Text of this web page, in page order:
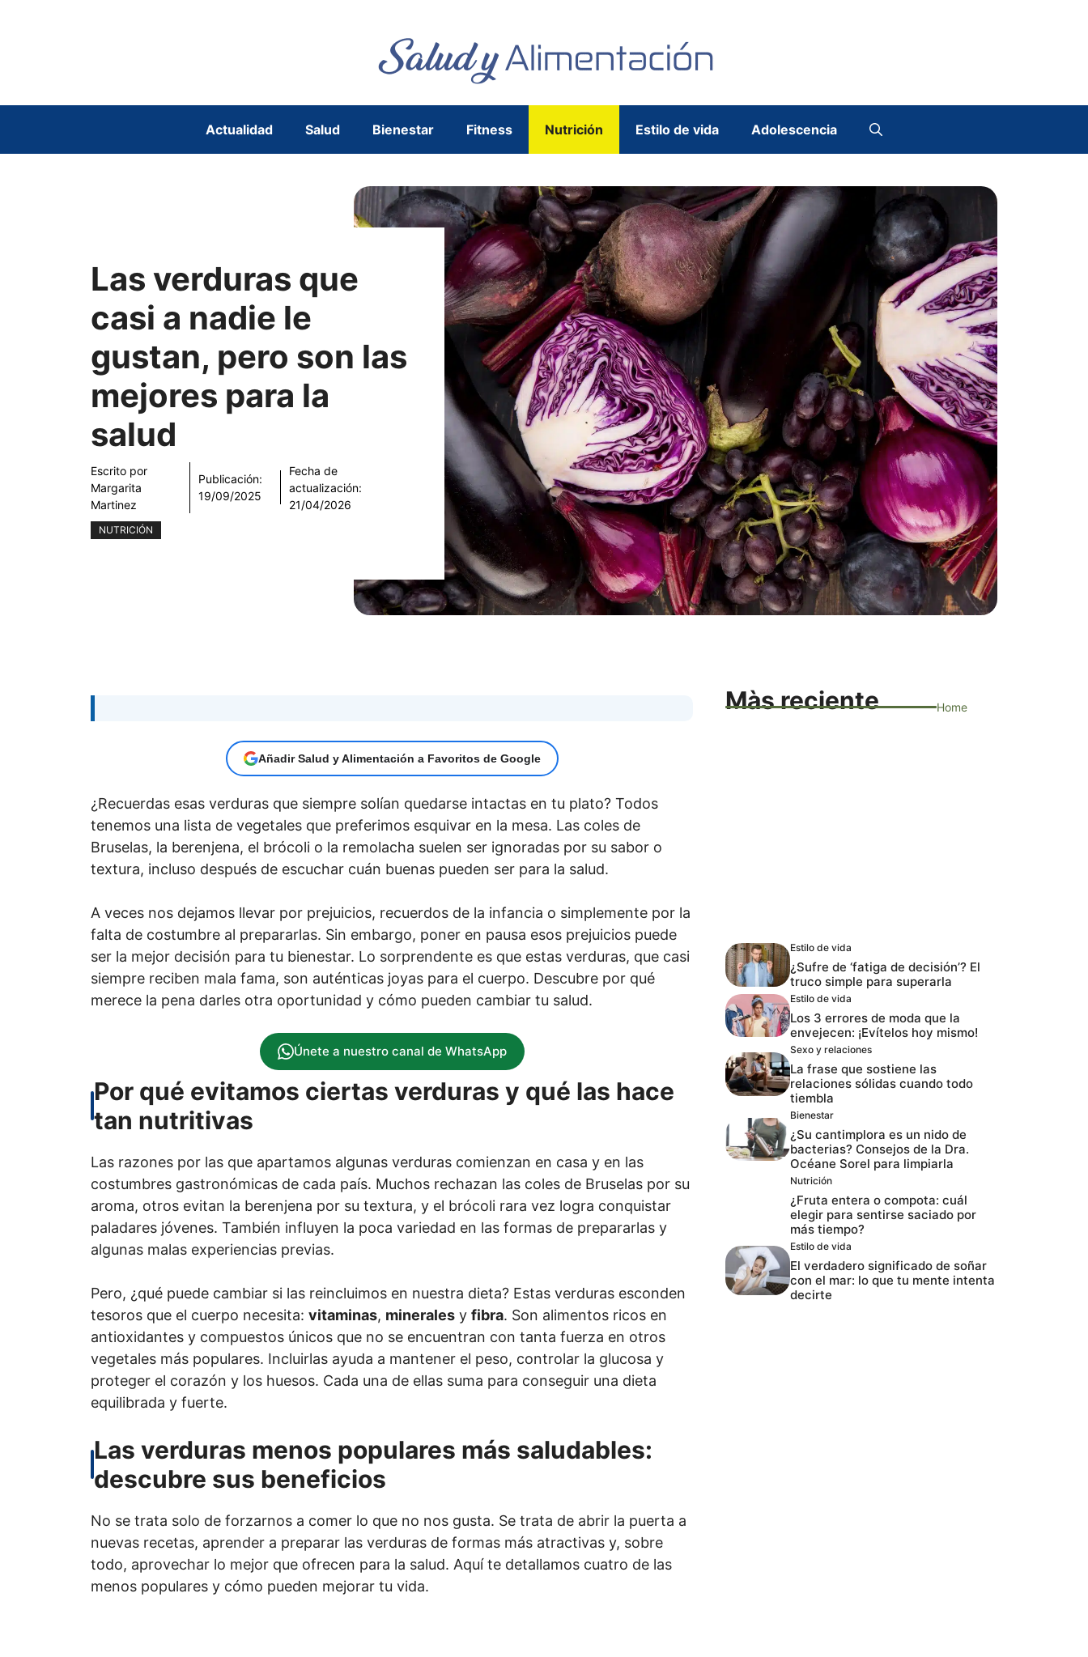
Actualidad Salud Bienestar Fitness Nutrición Estilo de vida Adolescencia
Las verduras que
casi a nadie le
gustan, pero son las
mejores para la
salud
Escrito por
Margarita
Martinez
Publicación:
19/09/2025
Fecha de
actualización:
21/04/2026
NUTRICIÓN
Añadir Salud y Alimentación a Favoritos de Google
¿Recuerdas esas verduras que siempre solían quedarse intactas en tu plato? Todos
tenemos una lista de vegetales que preferimos esquivar en la mesa. Las coles de
Bruselas, la berenjena, el brócoli o la remolacha suelen ser ignoradas por su sabor o
textura, incluso después de escuchar cuán buenas pueden ser para la salud.
A veces nos dejamos llevar por prejuicios, recuerdos de la infancia o simplemente por la
falta de costumbre al prepararlas. Sin embargo, poner en pausa esos prejuicios puede
ser la mejor decisión para tu bienestar. Lo sorprendente es que estas verduras, que casi
siempre reciben mala fama, son auténticas joyas para el cuerpo. Descubre por qué
merece la pena darles otra oportunidad y cómo pueden cambiar tu salud.
Únete a nuestro canal de WhatsApp
Por qué evitamos ciertas verduras y qué las hace
tan nutritivas
Las razones por las que apartamos algunas verduras comienzan en casa y en las
costumbres gastronómicas de cada país. Muchos rechazan las coles de Bruselas por su
aroma, otros evitan la berenjena por su textura, y el brócoli rara vez logra conquistar
paladares jóvenes. También influyen la poca variedad en las formas de prepararlas y
algunas malas experiencias previas.
Pero, ¿qué puede cambiar si las reincluimos en nuestra dieta? Estas verduras esconden
tesoros que el cuerpo necesita: vitaminas, minerales y fibra. Son alimentos ricos en
antioxidantes y compuestos únicos que no se encuentran con tanta fuerza en otros
vegetales más populares. Incluirlas ayuda a mantener el peso, controlar la glucosa y
proteger el corazón y los huesos. Cada una de ellas suma para conseguir una dieta
equilibrada y fuerte.
Las verduras menos populares más saludables:
descubre sus beneficios
No se trata solo de forzarnos a comer lo que no nos gusta. Se trata de abrir la puerta a
nuevas recetas, aprender a preparar las verduras de formas más atractivas y, sobre
todo, aprovechar lo mejor que ofrecen para la salud. Aquí te detallamos cuatro de las
menos populares y cómo pueden mejorar tu vida.
Màs reciente Home
Estilo de vida
¿Sufre de ‘fatiga de decisión’? El
truco simple para superarla
Estilo de vida
Los 3 errores de moda que la
envejecen: ¡Evítelos hoy mismo!
Sexo y relaciones
La frase que sostiene las
relaciones sólidas cuando todo
tiembla
Bienestar
¿Su cantimplora es un nido de
bacterias? Consejos de la Dra.
Océane Sorel para limpiarla
Nutrición
¿Fruta entera o compota: cuál
elegir para sentirse saciado por
más tiempo?
Estilo de vida
El verdadero significado de soñar
con el mar: lo que tu mente intenta
decirte